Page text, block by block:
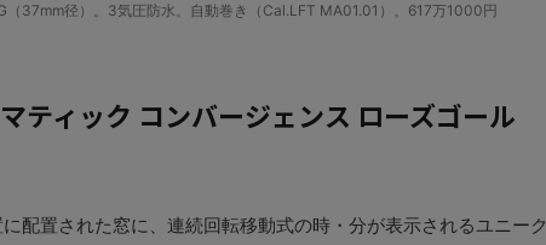
（37mm径）。3気圧防水。自動巻き（Cal.LFT MA01.01）。617万1000円
ティック コンバージェンス ローズゴール
配置された窓に、連続回転移動式の時・分が表示されるユニーク